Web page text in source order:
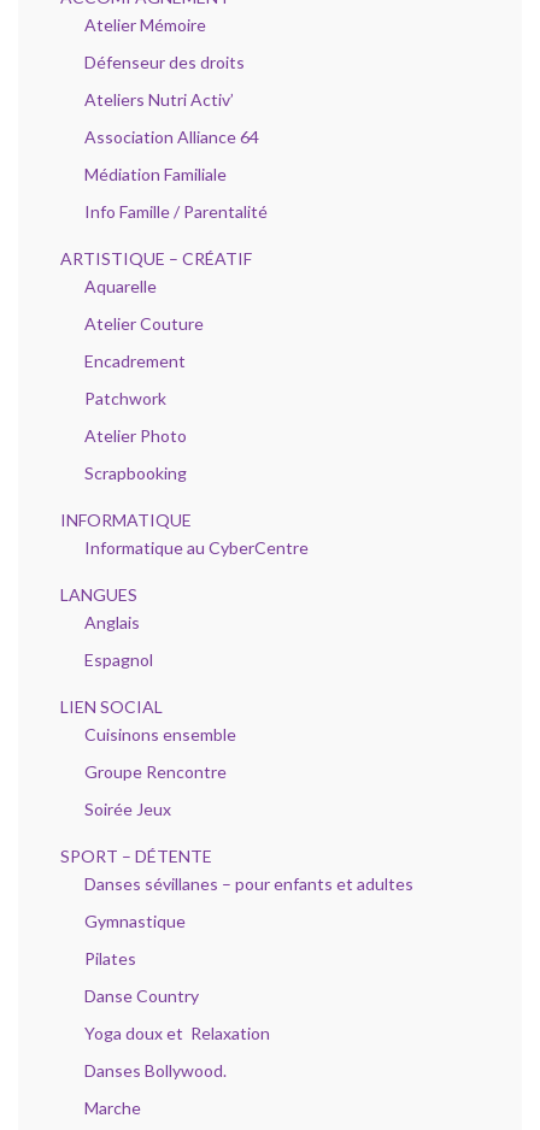
Atelier Mémoire
Défenseur des droits
Ateliers Nutri Activ’
Association Alliance 64
Médiation Familiale
Info Famille / Parentalité
ARTISTIQUE – CRÉATIF
Aquarelle
Atelier Couture
Encadrement
Patchwork
Atelier Photo
Scrapbooking
INFORMATIQUE
Informatique au CyberCentre
LANGUES
Anglais
Espagnol
LIEN SOCIAL
Cuisinons ensemble
Groupe Rencontre
Soirée Jeux
SPORT – DÉTENTE
Danses sévillanes – pour enfants et adultes
Gymnastique
Pilates
Danse Country
Yoga doux et Relaxation
Danses Bollywood.
Marche